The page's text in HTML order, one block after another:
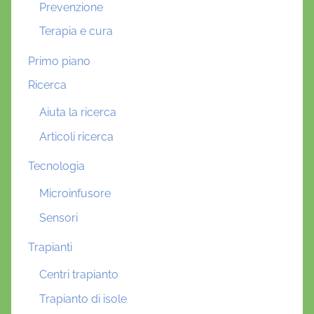
Prevenzione
Terapia e cura
Primo piano
Ricerca
Aiuta la ricerca
Articoli ricerca
Tecnologia
Microinfusore
Sensori
Trapianti
Centri trapianto
Trapianto di isole